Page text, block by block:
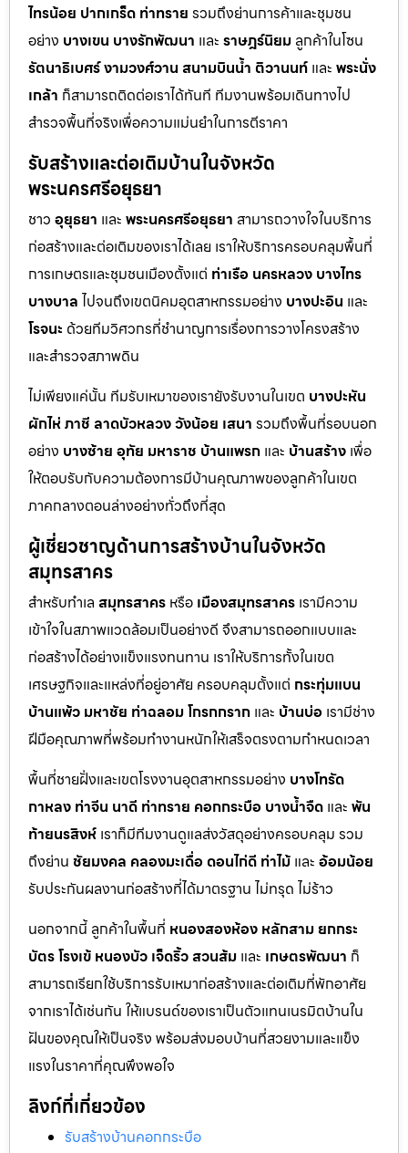
ไทรน้อย ปากเกร็ด ท่าทราย รวมถึงย่านการค้าและชุมชน
อย่าง บางเขน บางรักพัฒนา และ ราษฎร์นิยม ลูกค้าในโซน
รัตนาธิเบศร์งามวงศ์วาน สนามบินน้ำ ติวานนท์ และ พระนั่ง
เกล้า ก็สามารถติดต่อเราได้ทันที ทีมงานพร้อมเดินทางไป
สำรวจพื้นที่จริงเพื่อความแม่นยำในการตีราคา
รับสร้างและต่อเติมบ้านในจังหวัด
พระนครศรีอยุธยา
ชาว อุยุธยา และ พระนครศรีอยุธยา สามารถวางใจในบริการ
ก่อสร้างและต่อเติมของเราได้เลย เราให้บริการครอบคลุมพื้นที่
การเกษตรและชุมชนเมืองตั้งแต่ ท่าเรือ นครหลวง บางไทร
บางบาล ไปจนถึงเขตนิคมอุตสาหกรรมอย่าง บางปะอิน และ
โรจนะ ด้วยทีมวิศวกรที่ชำนาญการเรื่องการวางโครงสร้าง
และสำรวจสภาพดิน
ไม่เพียงแค่นั้น ทีมรับเหมาของเรายังรับงานในเขต บางปะหัน
ผักไห่ภาชี ลาดบัวหลวงวังน้อย เสนา รวมถึงพื้นที่รอบนอก
อย่าง บางซ้าย อุทัย มหาราช บ้านแพรก และ บ้านสร้าง เพื่อ
ให้ตอบรับกับความต้องการมีบ้านคุณภาพของลูกค้าในเขต
ภาคกลางตอนล่างอย่างทั่วถึงที่สุด
ผู้เชี่ยวชาญด้านการสร้างบ้านในจังหวัด
สมุทรสาคร
สำหรับทำเล สมุทรสาคร หรือ เมืองสมุทรสาคร เรามีความ
เข้าใจในสภาพแวดล้อมเป็นอย่างดี จึงสามารถออกแบบและ
ก่อสร้างได้อย่างแข็งแรงทนทาน เราให้บริการทั้งในเขต
เศรษฐกิจและแหล่งที่อยู่อาศัย ครอบคลุมตั้งแต่ กระทุ่มแบน
บ้านแพ้ว มหาชัย ท่าฉลอมโกรกกราก และ บ้านบ่อ เรามีช่าง
ฝีมือคุณภาพที่พร้อมทำงานหนักให้เสร็จตรงตามกำหนดเวลา
พื้นที่ชายฝั่งและเขตโรงงานอุตสาหกรรมอย่าง บางโทรัด
กาหลง ท่าจีน นาดี ท่าทราย คอกกระบือ บางน้ำจืด และ พัน
ท้ายนรสิงห์ เราก็มีทีมงานดูแลส่งวัสดุอย่างครอบคลุม รวม
ถึงย่าน ชัยมงคล คลองมะเดื่อ ดอนไก่ดี ท่าไม้ และ อ้อมน้อย
รับประกันผลงานก่อสร้างที่ได้มาตรฐาน ไม่ทรุด ไม่ร้าว
นอกจากนี้ ลูกค้าในพื้นที่ หนองสองห้อง หลักสามยกกระ
บัตรโรงเข้ หนองบัว เจ็ดริ้วสวนส้ม และ เกษตรพัฒนา ก็
สามารถเรียกใช้บริการรับเหมาก่อสร้างและต่อเติมที่พักอาศัย
จากเราได้เช่นกัน ให้แบรนด์ของเราเป็นตัวแทนเนรมิตบ้านใน
ฝันของคุณให้เป็นจริง พร้อมส่งมอบบ้านที่สวยงามและแข็ง
แรงในราคาที่คุณพึงพอใจ
ลิงก์ที่เกี่ยวข้อง
รับสร้างบ้านคอกกระบือ